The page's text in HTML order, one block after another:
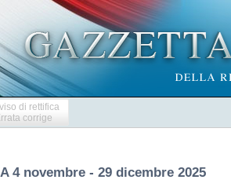
di rettifica
corrige
4 novembre - 29 dicembre 2025